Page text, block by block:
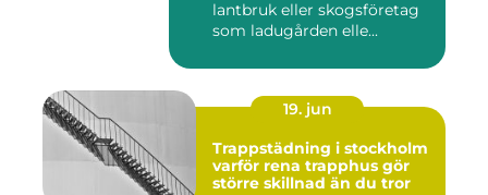
lantbruk eller skogsföretag
som ladugården elle...
19. jun
Trappstädning i stockholm
varför rena trapphus gör
större skillnad än du tror